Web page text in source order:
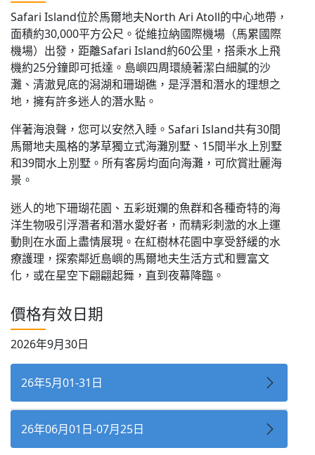
Safari Island位於馬爾地夫North Ari Atoll的中心地帶，
面積約30,000平方公尺。從維拉納國際機場（馬累國際
機場）出發，距離Safari Island約60公里，搭乘水上飛
機約25分鐘即可抵達。島嶼四周環繞著潔白細膩的沙
灘、清澈見底的潟湖和珊瑚礁，是浮潛和潛水的理想之
地，擁有許多迷人的潛水點。
伴著海浪聲，您可以安然入睡。Safari Island共有30間
馬爾地夫風格的茅草獨立式海灘別墅、15間半水上別墅
和39間水上別墅。所有客房均面向海灘，可欣賞壯麗海
景。
迷人的地下珊瑚花園、五彩斑斕的魚群和各種奇特的海
洋生物吸引浮潛者和潛水愛好者，而精彩刺激的水上運
動則在水面上盡情展現。在紅樹林花園中享受舒緩的水
療護理，探索鄰近島嶼的馬爾地夫生活方式和豐富文
化，或在星空下翩翩起舞，直到夜幕降臨。
價格有效日期
2026年9月30日
26年5月01-31日
26年06月01日-07月25日